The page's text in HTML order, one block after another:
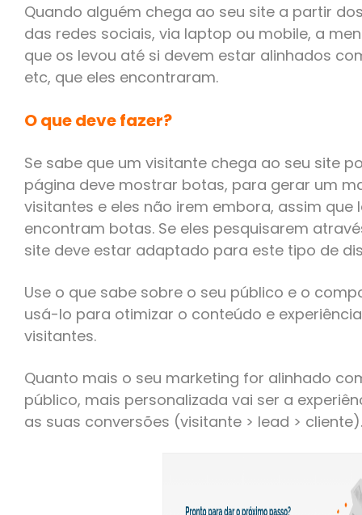
Quando alguém chega ao seu site a partir
das redes sociais, via laptop ou mobile, a
que os levou até si devem estar alinhados
etc, que eles encontraram.
O que deve fazer?
Se sabe que um visitante chega ao seu site
página deve mostrar botas, para gerar um
visitantes e eles não irem embora, assim
encontram botas. Se eles pesquisarem
site deve estar adaptado para este tipo de
Use o que sabe sobre o seu público e o
usá-lo para otimizar o conteúdo e
visitantes.
Quanto mais o seu marketing for alinhado
público, mais personalizada vai ser a
as suas conversões (visitante > lead > cliente).